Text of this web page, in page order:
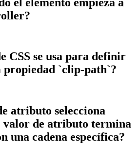
CSS se usa para definir
propiedad `clip-path`?
atributo selecciona
valor de atributo termina
una cadena específica?